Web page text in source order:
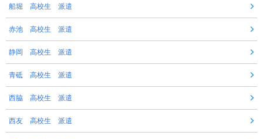
船堀 高校生 派遣
赤池 高校生 派遣
静岡 高校生 派遣
青砥 高校生 派遣
西脇 高校生 派遣
西友 高校生 派遣